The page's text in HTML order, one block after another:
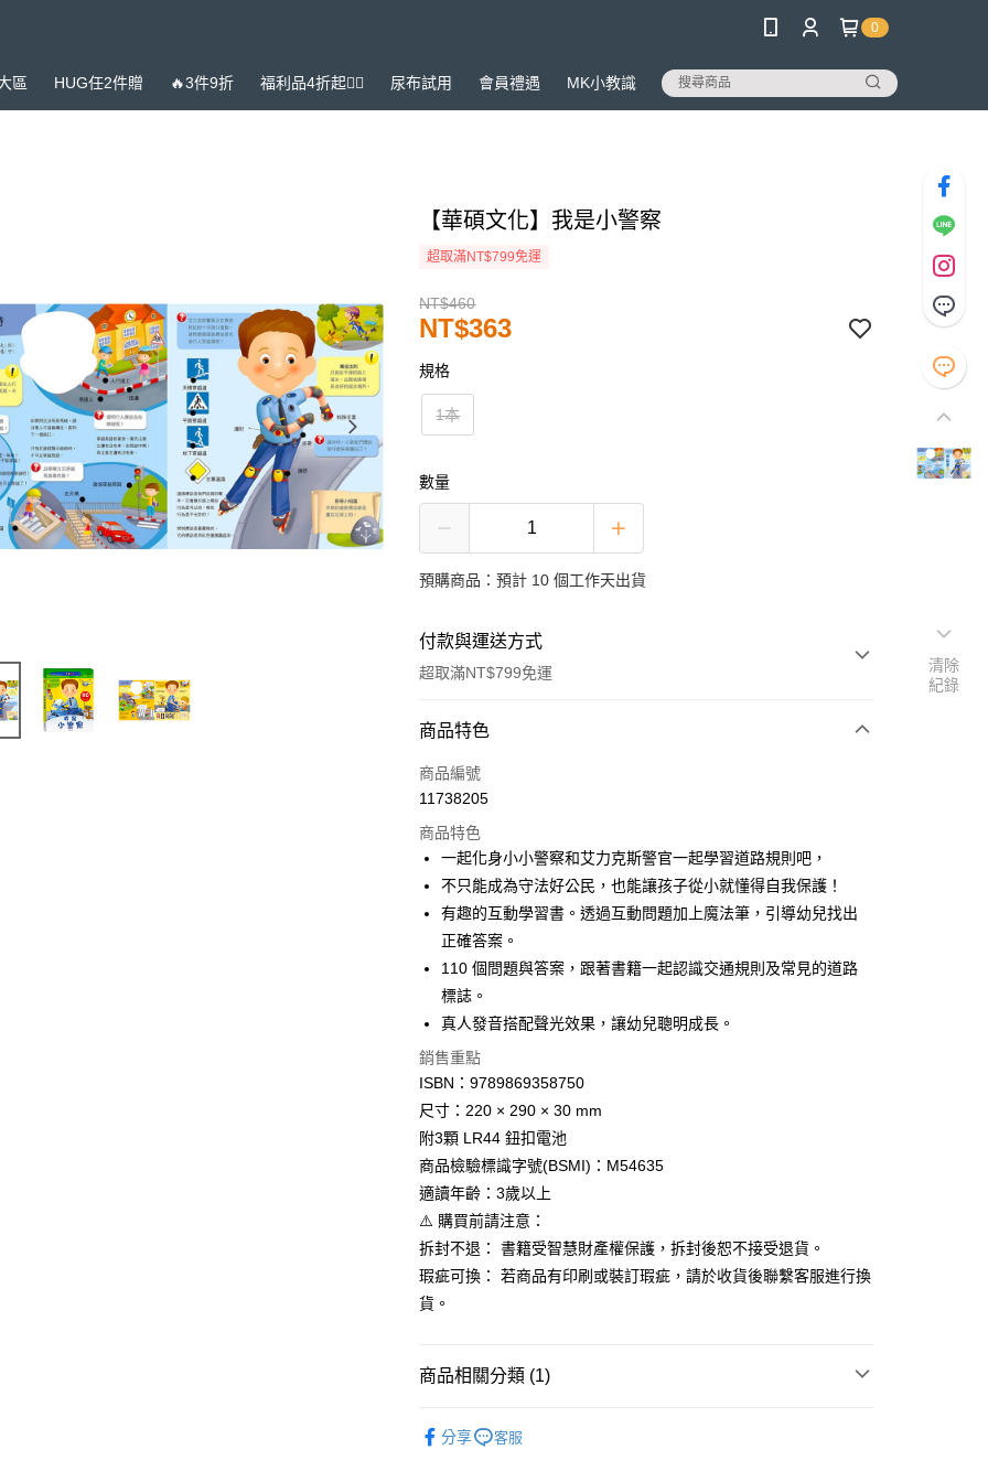
0
區 HUG任2件贈 🔥3件9折 福利品4折起❤️‍🔥 尿布試用 會員禮遇 MK小教識
【華碩文化】我是小警察
超取滿NT$799免運
NT$460
NT$363
規格
1本
數量
預購商品：預計 10 個工作天出貨
付款與運送方式
超取滿NT$799免運
付款方式
信用卡一次付款
Apple Pay
街口支付
悠遊付
全盈+PAY
AFTEE先享後付
【關於「AFTEE先享後付」】
AFTEE先享後付是「在收到商品之後才付款」的支付方式。 讓您購物簡單
便利好安心！
１．簡單：不需註冊會員、不需綁卡、不需儲值。
２．便利：只要手機號碼，簡訊認證，即可結帳。
３．安心：先確認商品／服務後，再付款。
【「AFTEE先享後付」結帳流程】
１．於結帳方式選擇「AFTEE先享後付」後，將跳轉至「AFTEE先享後
付」結帳頁面，進行簡訊認證並確認金額後，即可完成結帳。
２．訂單成立數日內，您將收到繳費通知簡訊。
３．收到繳費通知簡訊後14天內，點擊此簡訊中的連結，可透過四大超商
／ATM／網路銀行／等多元方式進行付款，方視為交易完成。
※ 交易是否成功請以「AFTEE先享後付 」之結帳頁面顯示為準，若有關於
運送方式
付款後全家取貨
每筆NT$80，滿NT$799(含以上)免運費
付款後7-11取貨
每筆NT$80，滿NT$999(含以上)免運費
商品特色
商品編號
11738205
商品特色
一起化身小小警察和艾力克斯警官一起學習道路規則吧，
不只能成為守法好公民，也能讓孩子從小就懂得自我保護！
有趣的互動學習書。透過互動問題加上魔法筆，引導幼兒找出
正確答案。
110 個問題與答案，跟著書籍一起認識交通規則及常見的道路
標誌。
真人發音搭配聲光效果，讓幼兒聰明成長。
銷售重點
ISBN：9789869358750
尺寸：220 × 290 × 30 mm
附3顆 LR44 鈕扣電池
商品檢驗標識字號(BSMI)：M54635
適讀年齡：3歲以上
⚠️ 購買前請注意：
拆封不退： 書籍受智慧財產權保護，拆封後恕不接受退貨。
瑕疵可換： 若商品有印刷或裝訂瑕疵，請於收貨後聯繫客服進行換
貨。
商品相關分類 (1)
分享
客服
清除
紀錄